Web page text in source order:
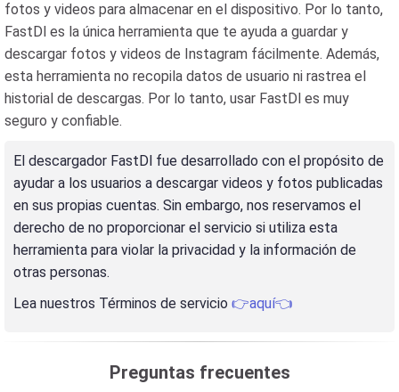
fotos y videos para almacenar en el dispositivo. Por lo tanto,
FastDl es la única herramienta que te ayuda a guardar y
descargar fotos y videos de Instagram fácilmente. Además,
esta herramienta no recopila datos de usuario ni rastrea el
historial de descargas. Por lo tanto, usar FastDl es muy
seguro y confiable.
El descargador FastDl fue desarrollado con el propósito de
ayudar a los usuarios a descargar videos y fotos publicadas
en sus propias cuentas. Sin embargo, nos reservamos el
derecho de no proporcionar el servicio si utiliza esta
herramienta para violar la privacidad y la información de
otras personas.
Lea nuestros Términos de servicio 👉aquí👈
Preguntas frecuentes